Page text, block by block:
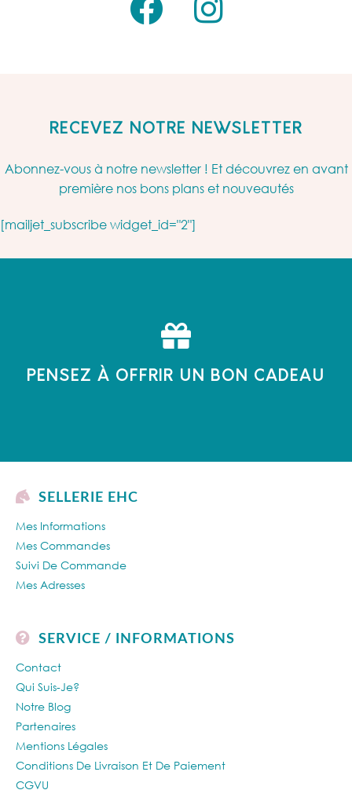
RECEVEZ NOTRE NEWSLETTER
Abonnez-vous à notre newsletter ! Et découvrez en avant
première nos bons plans et nouveautés
[mailjet_subscribe widget_id="2"]
PENSEZ À OFFRIR UN BON CADEAU
SELLERIE EHC
Mes Informations
Mes Commandes
Suivi De Commande
Mes Adresses
SERVICE / INFORMATIONS
Contact
Qui Suis-Je?
Notre Blog
Partenaires
Mentions Légales
Conditions De Livraison Et De Paiement
CGVU